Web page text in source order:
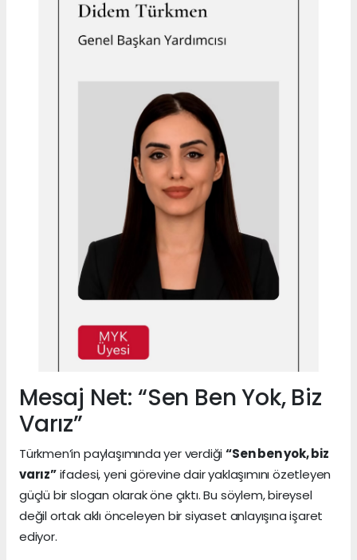
Mesaj Net: “Sen Ben Yok, Biz
Varız”
Türkmen’in paylaşımında yer verdiği“Sen ben yok, biz
varız”ifadesi, yeni görevine dair yaklaşımını özetleyen
güçlü bir slogan olarak öne çıktı. Bu söylem, bireysel
değil ortak aklı önceleyen bir siyaset anlayışına işaret
ediyor.